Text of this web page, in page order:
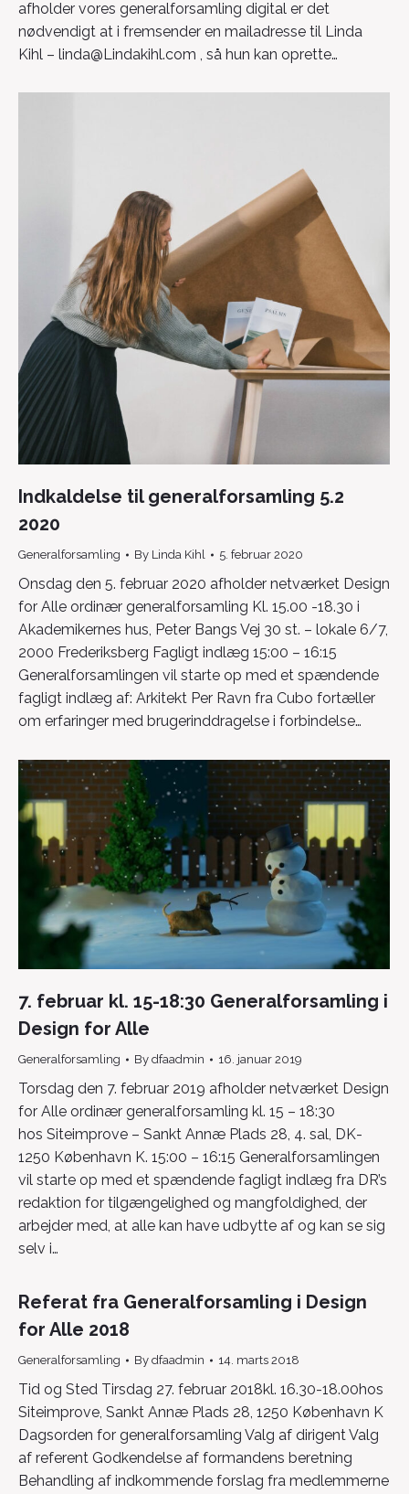
afholder vores generalforsamling digital er det
nødvendigt at i fremsender en mailadresse til Linda
Kihl – linda@Lindakihl.com , så hun kan oprette…
Indkaldelse til generalforsamling 5.2
2020
Generalforsamling By Linda Kihl 5. februar 2020
Onsdag den 5. februar 2020 afholder netværket Design
for Alle ordinær generalforsamling Kl. 15.00 -18.30 i
Akademikernes hus, Peter Bangs Vej 30 st. – lokale 6/7,
2000 Frederiksberg Fagligt indlæg 15:00 – 16:15
Generalforsamlingen vil starte op med et spændende
fagligt indlæg af: Arkitekt Per Ravn fra Cubo fortæller
om erfaringer med brugerinddragelse i forbindelse…
7. februar kl. 15-18:30 Generalforsamling i
Design for Alle
Generalforsamling By dfaadmin 16. januar 2019
Torsdag den 7. februar 2019 afholder netværket Design
for Alle ordinær generalforsamling kl. 15 – 18:30
hos Siteimprove – Sankt Annæ Plads 28, 4. sal, DK-
1250 København K. 15:00 – 16:15 Generalforsamlingen
vil starte op med et spændende fagligt indlæg fra DR’s
redaktion for tilgængelighed og mangfoldighed, der
arbejder med, at alle kan have udbytte af og kan se sig
selv i…
Referat fra Generalforsamling i Design
for Alle 2018
Generalforsamling By dfaadmin 14. marts 2018
Tid og Sted Tirsdag 27. februar 2018kl. 16.30-18.00hos
Siteimprove, Sankt Annæ Plads 28, 1250 København K
Dagsorden for generalforsamling Valg af dirigent Valg
af referent Godkendelse af formandens beretning
Behandling af indkommende forslag fra medlemmerne